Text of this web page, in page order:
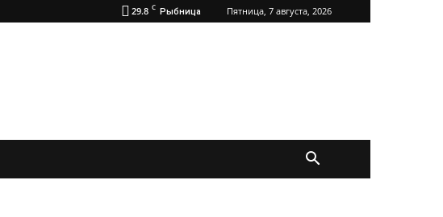
29.8 C Рыбница Пятница, 7 августа, 2026